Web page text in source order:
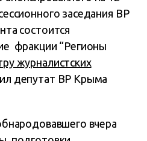
заседания ВР
состоится
фракции “Регионы
журналистских
депутат ВР Крыма
вчера